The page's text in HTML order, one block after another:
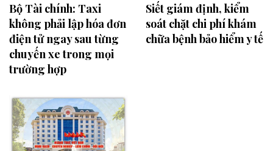
Bộ Tài chính: Taxi
không phải lập hóa đơn
điện tử ngay sau từng
chuyến xe trong mọi
trường hợp
Siết giám định, kiểm
soát chặt chi phí khám
chữa bệnh bảo hiểm y tế